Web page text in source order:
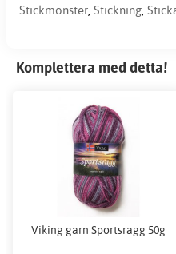
Stickmönster, Stickning,
Komplettera med detta!
Viking garn Sportsragg 50g